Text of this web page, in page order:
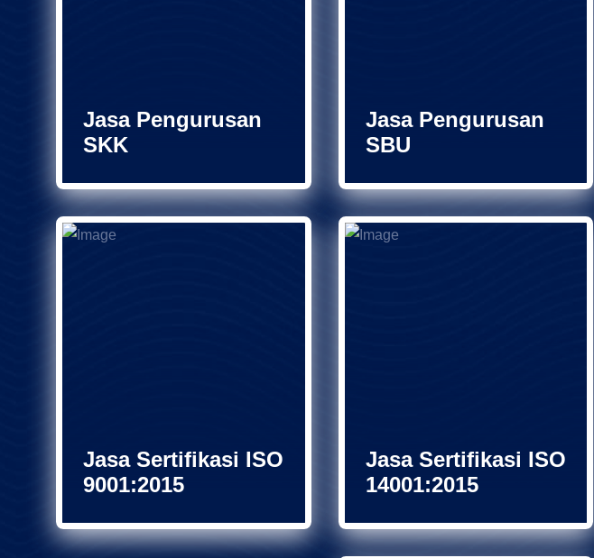
Jasa Pengurusan
SKK
Jasa Pengurusan
SBU
Jasa Sertifikasi ISO
9001:2015
Jasa Sertifikasi ISO
14001:2015